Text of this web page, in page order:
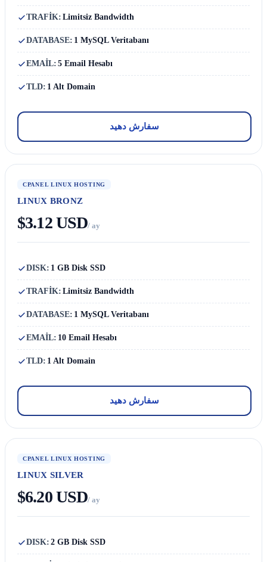
TRAFİK: Limitsiz Bandwidth
DATABASE: 1 MySQL Veritabanı
EMAİL: 5 Email Hesabı
TLD: 1 Alt Domain
سفارش دهید
CPANEL LINUX HOSTING
LINUX BRONZ
$3.12 USD/ ay
DISK: 1 GB Disk SSD
TRAFİK: Limitsiz Bandwidth
DATABASE: 1 MySQL Veritabanı
EMAİL: 10 Email Hesabı
TLD: 1 Alt Domain
سفارش دهید
CPANEL LINUX HOSTING
LINUX SILVER
$6.20 USD/ ay
DISK: 2 GB Disk SSD